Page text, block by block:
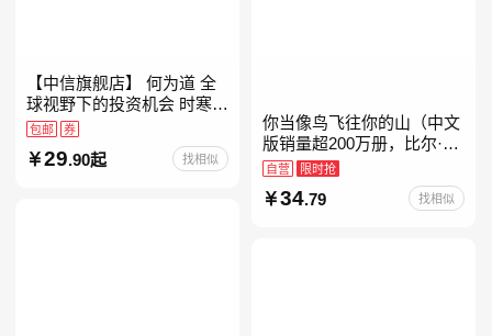
【中信旗舰店】 何为道 全
球视野下的投资机会 时寒冰
大道 段永平投资问答录穷查
理宝典 红利指数基金指南芒
格之道 纳瓦尔
包邮 券
29.90起 找相似
你当像鸟飞往你的山（中文
版销量超200万册，比尔·盖
茨年度特别推荐！登顶《纽
约时报》畅销榜80+周，这
本书比你听说的还要
自营 限时抢
34.79 找相似